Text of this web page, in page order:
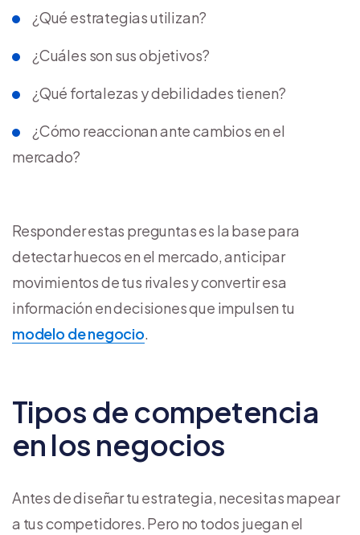
¿Qué estrategias utilizan?
¿Cuáles son sus objetivos?
¿Qué fortalezas y debilidades tienen?
¿Cómo reaccionan ante cambios en el
mercado?
Responder estas preguntas es la base para
detectar huecos en el mercado, anticipar
movimientos de tus rivales y convertir esa
información en decisiones que impulsen tu
modelo de negocio.
Tipos de competencia
en los negocios
Antes de diseñar tu estrategia, necesitas mapear
a tus competidores. Pero no todos juegan el